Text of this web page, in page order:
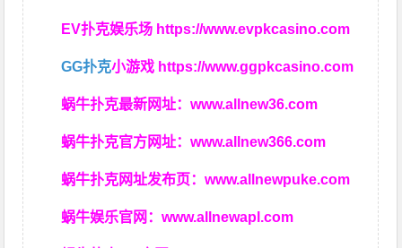
EV扑克娱乐场 https://www.evpkcasino.com
GG扑克小游戏 https://www.ggpkcasino.com
蜗牛扑克最新网址：www.allnew36.com
蜗牛扑克官方网址：www.allnew366.com
蜗牛扑克网址发布页：www.allnewpuke.com
蜗牛娱乐官网：www.allnewapl.com